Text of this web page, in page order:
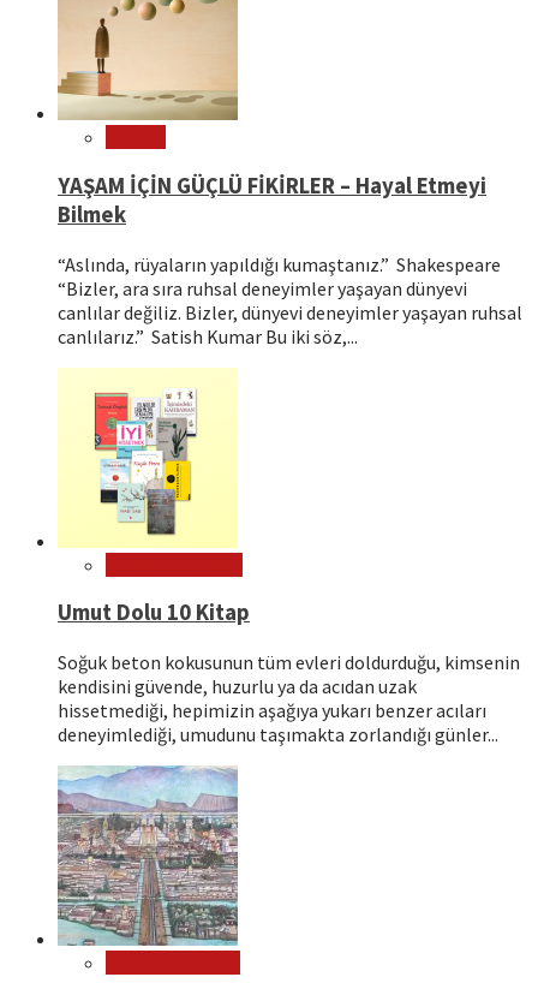
YAŞAM İÇİN GÜÇLÜ FİKİRLER – Hayal Etmeyi
Bilmek
“Aslında, rüyaların yapıldığı kumaştanız.” Shakespeare
“Bizler, ara sıra ruhsal deneyimler yaşayan dünyevi
canlılar değiliz. Bizler, dünyevi deneyimler yaşayan ruhsal
canlılarız.” Satish Kumar Bu iki söz,...
Umut Dolu 10 Kitap
Soğuk beton kokusunun tüm evleri doldurduğu, kimsenin
kendisini güvende, huzurlu ya da acıdan uzak
hissetmediği, hepimizin aşağıya yukarı benzer acıları
deneyimlediği, umudunu taşımakta zorlandığı günler...